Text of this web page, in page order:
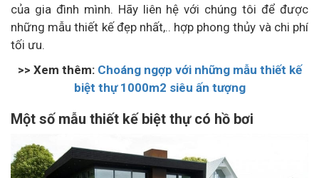
của gia đình mình. Hãy liên hệ với chúng tôi để được
những mẫu thiết kế đẹp nhất,.. hợp phong thủy và chi phí
tối ưu.
>> Xem thêm: Choáng ngợp với những mẫu thiết kế
biệt thự 1000m2 siêu ấn tượng
Một số mẫu thiết kế biệt thự có hồ bơi